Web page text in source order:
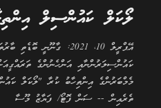
ލޯކަލް ކައުންސިލް އިންތިހާބު 2021:
އޭޕްރީލް 10، 2021: ގާނޫނީ
ކައުންސިލަރުންނާއި އަންހެނުންގެ
ތެރެއިން -- ސަން ފޮޓޯ/ ފަޔާޒު މޫސާ